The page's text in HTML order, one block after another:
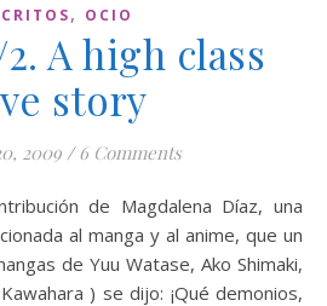
, OCIO
A high class
story
2009 / 6 Comments
al manga y al anime, que un
de Yuu Watase, Ako Shimaki,
) se dijo: ¡Qué demonios,